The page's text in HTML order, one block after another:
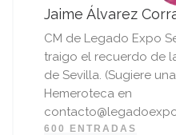
Jaime Álvarez
CM de Legado Expo
traigo el recuerdo de
de Sevilla. (Sugiere
Hemeroteca en
600 ENTRADAS